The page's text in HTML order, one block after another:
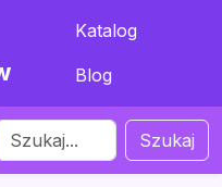
Katalog
Blog
Szukaj